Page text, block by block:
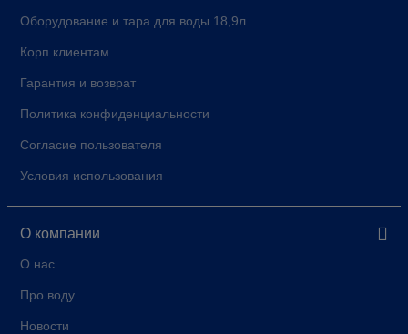
Оборудование и тара для воды 18,9л
Корп клиентам
Гарантия и возврат
Политика конфиденциальности
Согласие пользователя
Условия использования
О компании
О нас
Про воду
Новости